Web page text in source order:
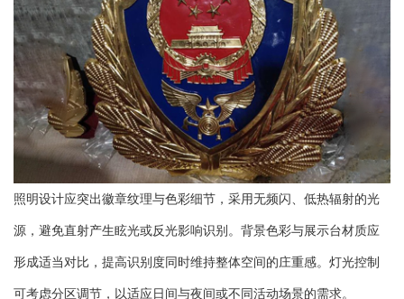
照明设计应突出徽章纹理与色彩细节，采用无频闪、低热辐射的光
源，避免直射产生眩光或反光影响识别。背景色彩与展示台材质应
形成适当对比，提高识别度同时维持整体空间的庄重感。灯光控制
可考虑分区调节，以适应日间与夜间或不同活动场景的需求。